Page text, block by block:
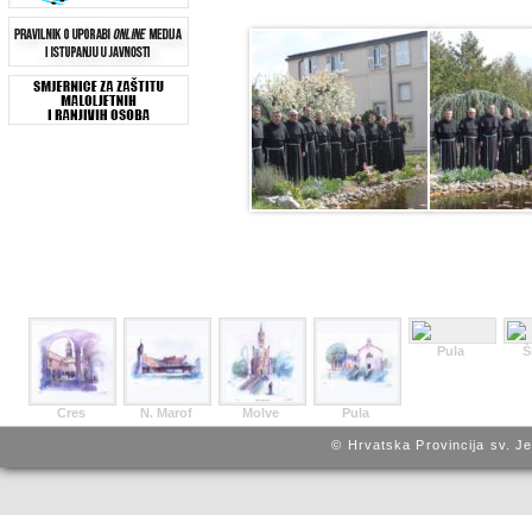
Cres N. Marof Molve Pula
Pula
© Hrvatska Provincija sv.